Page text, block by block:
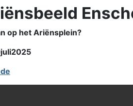
op het Ariënsplein?